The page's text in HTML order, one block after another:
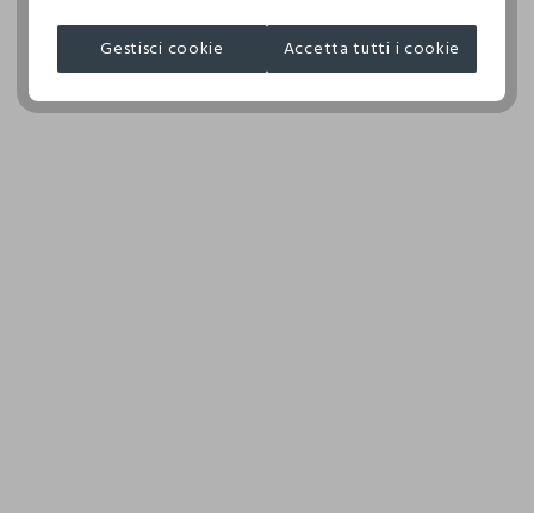
I nostri fornitori
GIUFRA SRL
Gestisci cookie Accetta tutti i cookie